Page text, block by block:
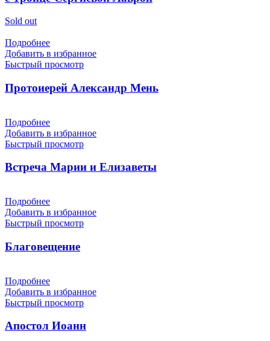
Sold out
Подробнее
Добавить в избранное
Быстрый просмотр
Протоиерей Александр Мень
Подробнее
Добавить в избранное
Быстрый просмотр
Встреча Марии и Елизаветы
Подробнее
Добавить в избранное
Быстрый просмотр
Благовещение
Подробнее
Добавить в избранное
Быстрый просмотр
Апостол Иоанн